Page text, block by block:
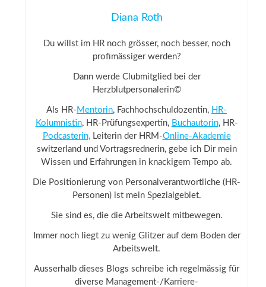
Diana Roth
Du willst im HR noch grösser, noch besser, noch
profimässiger werden?
Dann werde Clubmitglied bei der
Herzblutpersonalerin©
Als HR- Mentorin, Fachhochschuldozentin, HR-
Kolumnistin, HR-Prüfungsexpertin, Buchautorin, HR-
Podcasterin,Leiterin der HRM-Online-Akademie
switzerland und Vortragsrednerin, gebe ich Dir mein
Wissen und Erfahrungen in knackigem Tempo ab.
Die Positionierung von Personalverantwortliche (HR-
Personen) ist mein Spezialgebiet.
Sie sind es, die die Arbeitswelt mitbewegen.
Immer noch liegt zu wenig Glitzer auf dem Boden der
Arbeitswelt.
Ausserhalb dieses Blogs schreibe ich regelmässig für
diverse Management-/Karriere-